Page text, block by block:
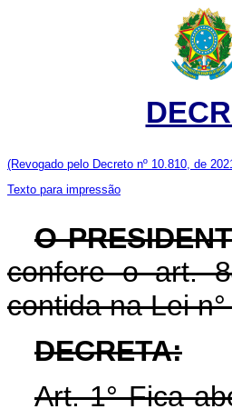
(Revogado pelo Decreto nº 10.810, de
Texto para impressão
O
confere o art.
contida na Lei
DECRETA:
Art. 1° Fica